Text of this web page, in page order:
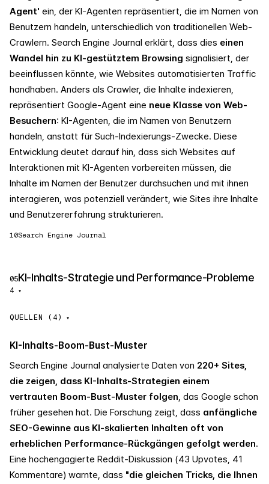
Agent' ein, der KI-Agenten repräsentiert, die im Namen von
Benutzern handeln, unterschiedlich von traditionellen Web-
Crawlern. Search Engine Journal erklärt, dass dies einen
Wandel hin zu KI-gestütztem Browsing signalisiert, der
beeinflussen könnte, wie Websites automatisierten Traffic
handhaben. Anders als Crawler, die Inhalte indexieren,
repräsentiert Google-Agent eine neue Klasse von Web-
Besuchern: KI-Agenten, die im Namen von Benutzern
handeln, anstatt für Such-Indexierungs-Zwecke. Diese
Entwicklung deutet darauf hin, dass sich Websites auf
Interaktionen mit KI-Agenten vorbereiten müssen, die
Inhalte im Namen der Benutzer durchsuchen und mit ihnen
interagieren, was potenziell verändert, wie Sites ihre Inhalte
und Benutzererfahrung strukturieren.
10Search Engine Journal
05KI-Inhalts-Strategie und Performance-Probleme
4 ▾
QUELLEN (4)
KI-Inhalts-Boom-Bust-Muster
Search Engine Journal analysierte Daten von 220+ Sites,
die zeigen, dass KI-Inhalts-Strategien einem
vertrauten Boom-Bust-Muster folgen, das Google schon
früher gesehen hat. Die Forschung zeigt, dass anfängliche
SEO-Gewinne aus KI-skalierten Inhalten oft von
erheblichen Performance-Rückgängen gefolgt werden.
Eine hochengagierte Reddit-Diskussion (43 Upvotes, 41
Kommentare) warnte, dass "die gleichen Tricks, die Ihnen